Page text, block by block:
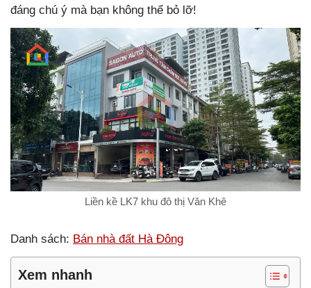
đáng chú ý mà bạn không thể bỏ lỡ!
Liền kề LK7 khu đô thị Văn Khê
Danh sách: Bán nhà đất Hà Đông
Xem nhanh